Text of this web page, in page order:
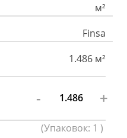
м²
Finsa
1.486 м²
- +
(Упаковок: 1 )